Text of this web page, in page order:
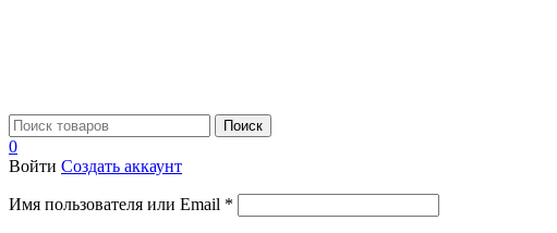
Поиск
0
Войти Создать аккаунт
Имя пользователя или Email *